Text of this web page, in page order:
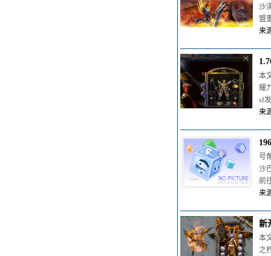
沙
盟
来
本
耀
sf
来
号
沙
前
来
新
本
之